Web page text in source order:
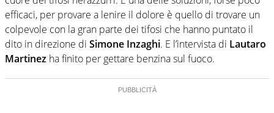
efficaci, per provare a lenire il dolore è quello di trovare un
colpevole con la gran parte dei tifosi che hanno puntato il
dito in direzione di Simone Inzaghi. E l’intervista di Lautaro
Martinez ha finito per gettare benzina sul fuoco.